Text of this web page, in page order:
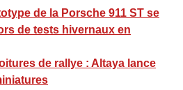
de la Porsche 911 ST se
de tests hivernaux en
de rallye : Altaya lance